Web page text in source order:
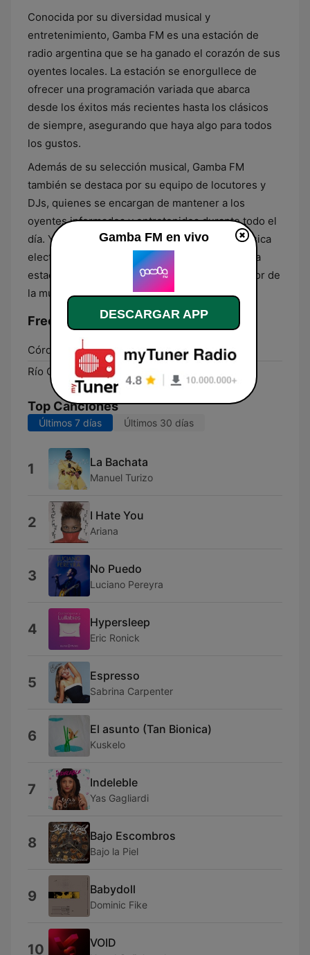
Conocida por su diversidad musical y
entretenimiento, Gamba FM es una estación de
radio argentina que se ha ganado el corazón de sus
oyentes locales. La estación se enorgullece de
ofrecer una programación variada que abarca
desde los éxitos más recientes hasta los clásicos
de siempre, asegurando que haya algo para todos
los gustos.
Además de su selección musical, Gamba FM
también se destaca por su equipo de locutores y
DJs, quienes se encargan de mantener a los
oyentes informados y entretenidos durante todo el
día. Ya sea que prefieras el pop, el rock, la música
electrónica o los ritmos latinos, Gamba FM es la
estación de radio ideal para disfrutar de lo mejor de
la música y el entretenimiento en Argentina.
Frecuencias Gamba FM:
Córdoba:
106.3 FM
Río Cuarto: 101.7 FM
Top Canciones
Últimos 7 días Últimos 30 días
1 La Bachata
Manuel Turizo
2 I Hate You
Ariana
3 No Puedo
Luciano Pereyra
4 Hypersleep
Eric Ronick
5 Espresso
Sabrina Carpenter
6 El asunto (Tan Bionica)
Kuskelo
7 Indeleble
Yas Gagliardi
8 Bajo Escombros
Bajo la Piel
9 Babydoll
Dominic Fike
10 VOID
Gamba FM en vivo
DESCARGAR APP